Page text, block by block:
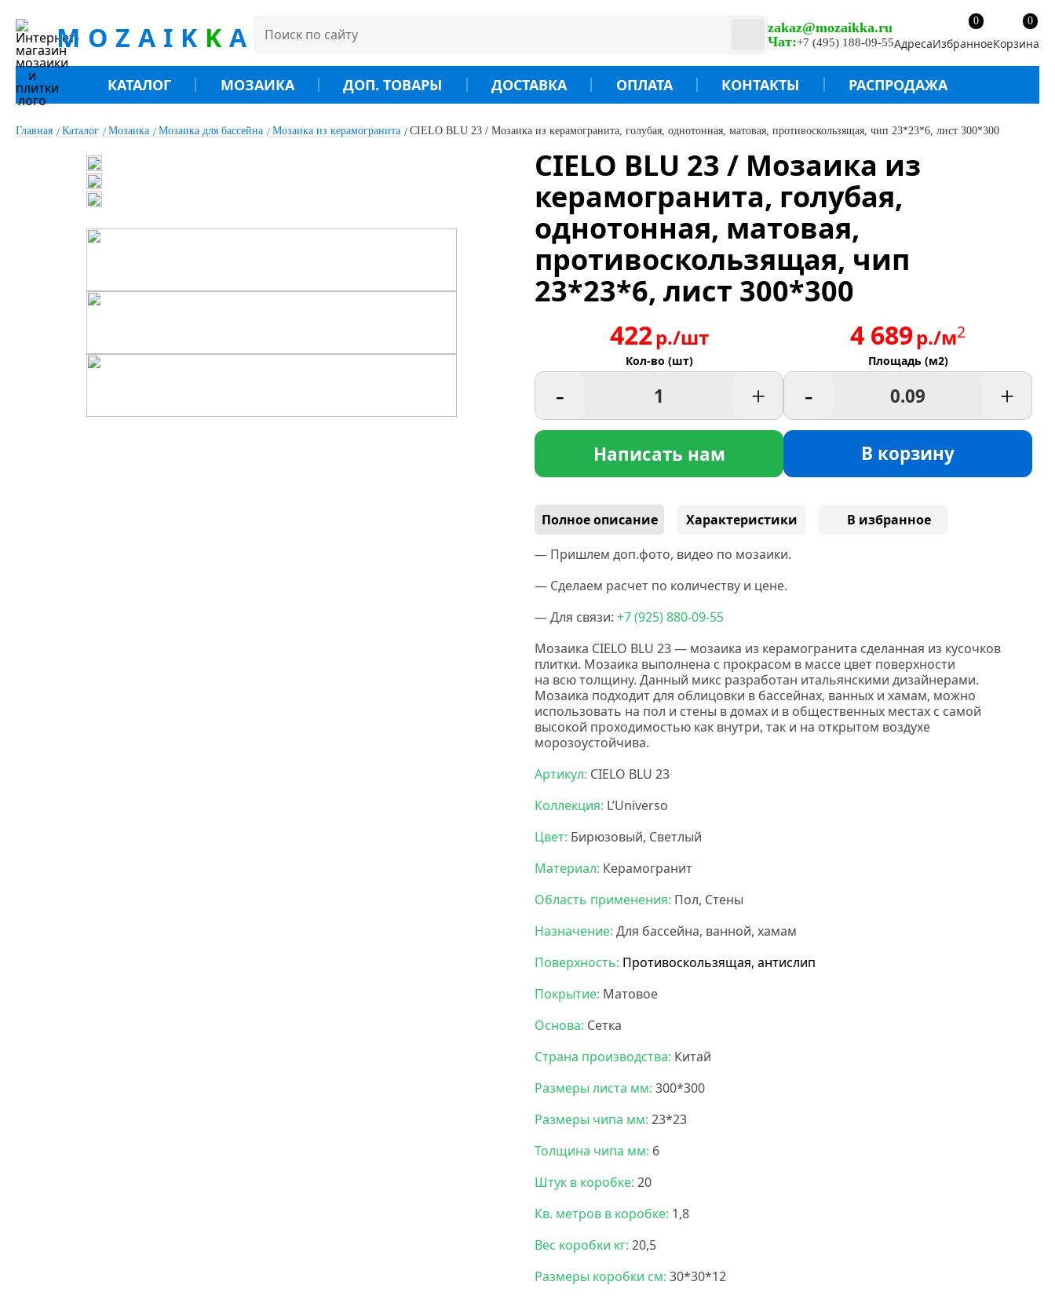
MOZAIK K A
zakaz@mozaikka.ru
Чат:+7 (495) 188-09-55Адреса
0
ИзбранноеКорзина
0
КАТАЛОГ МОЗАИКА ДОП. ТОВАРЫ ДОСТАВКА ОПЛАТА КОНТАКТЫ РАСПРОДАЖА
Главная Каталог Мозаика Мозаика для бассейна Мозаика из керамогранита CIELO BLU 23 / Мозаика из керамогранита, голубая, однотонная, матовая, противоскользящая, чип 23*23*6, лист 300*300
CIELO BLU 23 / Мозаика из
керамогранита, голубая,
однотонная, матовая,
противоскользящая, чип
23*23*6, лист 300*300
422р./шт
Кол-во (шт)
- +
Написать нам
4 689р./м2
Площадь (м2)
- +
В корзину
Полное описание Характеристики
В избранное
— Пришлем доп.фото, видео по мозаики.
— Сделаем расчет по количеству и цене.
— Для связи: +7(925) 880-09-55
Мозаика CIELO BLU 23 — мозаика из керамогранита сделанная из кусочков
плитки. Мозаика выполнена с прокрасом в массе цвет поверхности
на всю толщину. Данный микс разработан итальянскими дизайнерами.
Мозаика подходит для облицовки в бассейнах, ванных и хамам, можно
использовать на пол и стены в домах и в общественных местах с самой
высокой проходимостью как внутри, так и на открытом воздухе
морозоустойчива.
Артикул: CIELO BLU 23
Коллекция: L’Universo
Цвет: Бирюзовый, Светлый
Материал: Керамогранит
Область применения: Пол, Стены
Назначение: Для бассейна, ванной, хамам
Поверхность: Противоскользящая, антислип
Покрытие: Матовое
Основа: Сетка
Страна производства: Китай
Размеры листа мм: 300*300
Размеры чипа мм: 23*23
Толщина чипа мм: 6
Штук в коробке: 20
Кв. метров в коробке: 1,8
Вес коробки кг: 20,5
Размеры коробки см: 30*30*12